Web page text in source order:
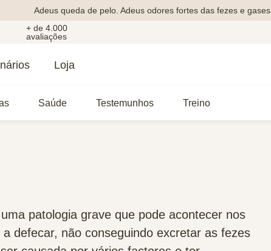
Adeus queda de pelo. Adeus odores fortes das fezes e gases.
+ de 4.000
avaliações
Loja
Saúde Testemunhos Treino
patologia grave que pode acontecer nos
defecar, não conseguindo excretar as fezes